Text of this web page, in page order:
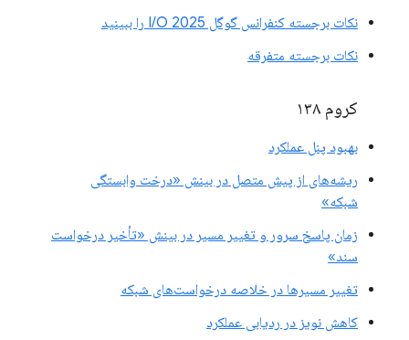
نکات برجسته کنفرانس گوگل I/O 2025 را ببینید
نکات برجسته متفرقه
کروم ۱۳۸
بهبود پنل عملکرد
ریشه‌های از پیش متصل در بینش «درخت وابستگی
شبکه»
زمان پاسخ سرور و تغییر مسیر در بینش «تأخیر درخواست
سند»
تغییر مسیرها در خلاصه درخواست‌های شبکه
کاهش نویز در ردیابی عملکرد